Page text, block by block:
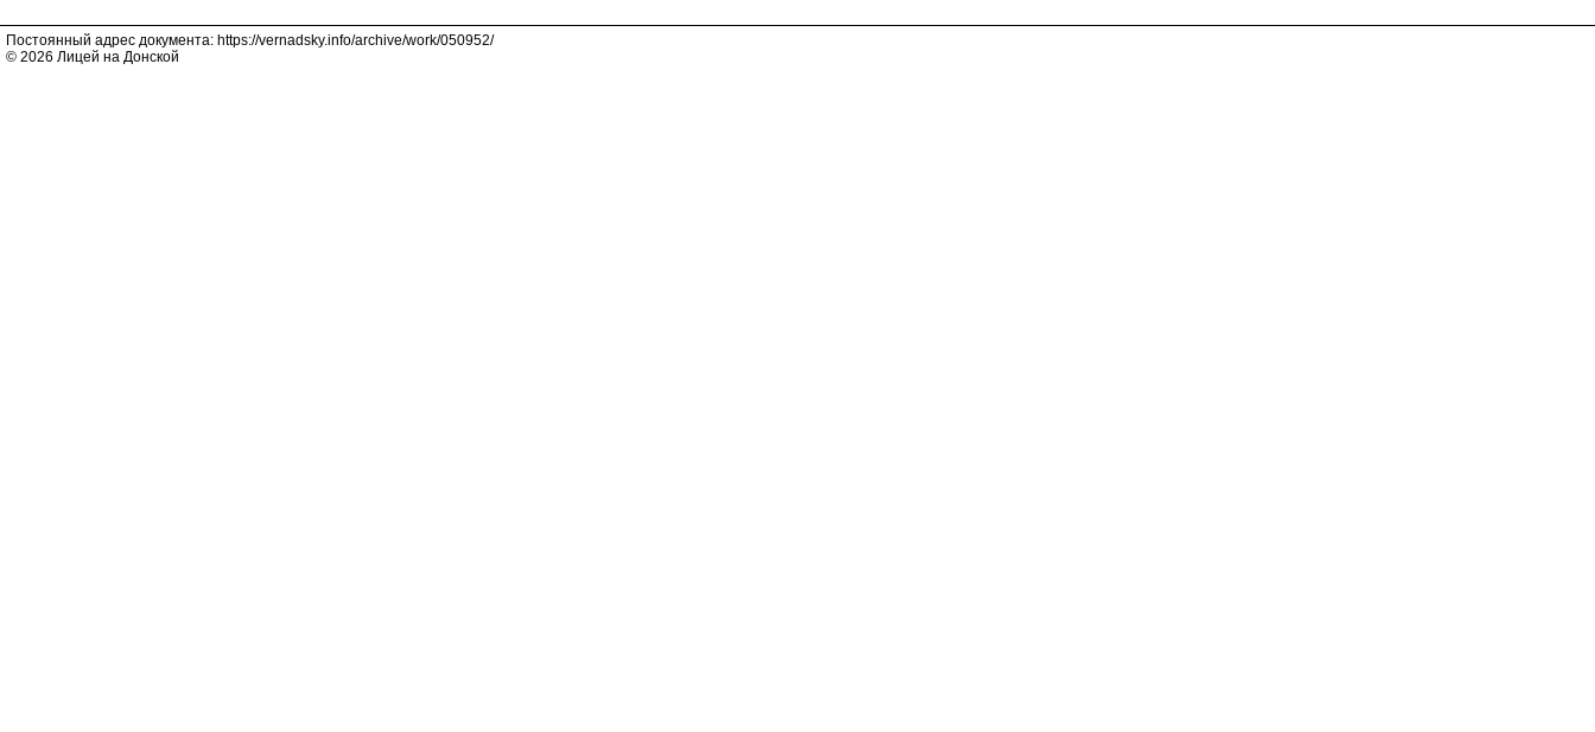
Постоянный адрес документа: https://vernadsky.info/archive/work/050952/
© 2026 Лицей на Донской